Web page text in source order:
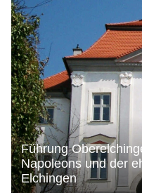
Führung
Napoleons und der
Elchingen